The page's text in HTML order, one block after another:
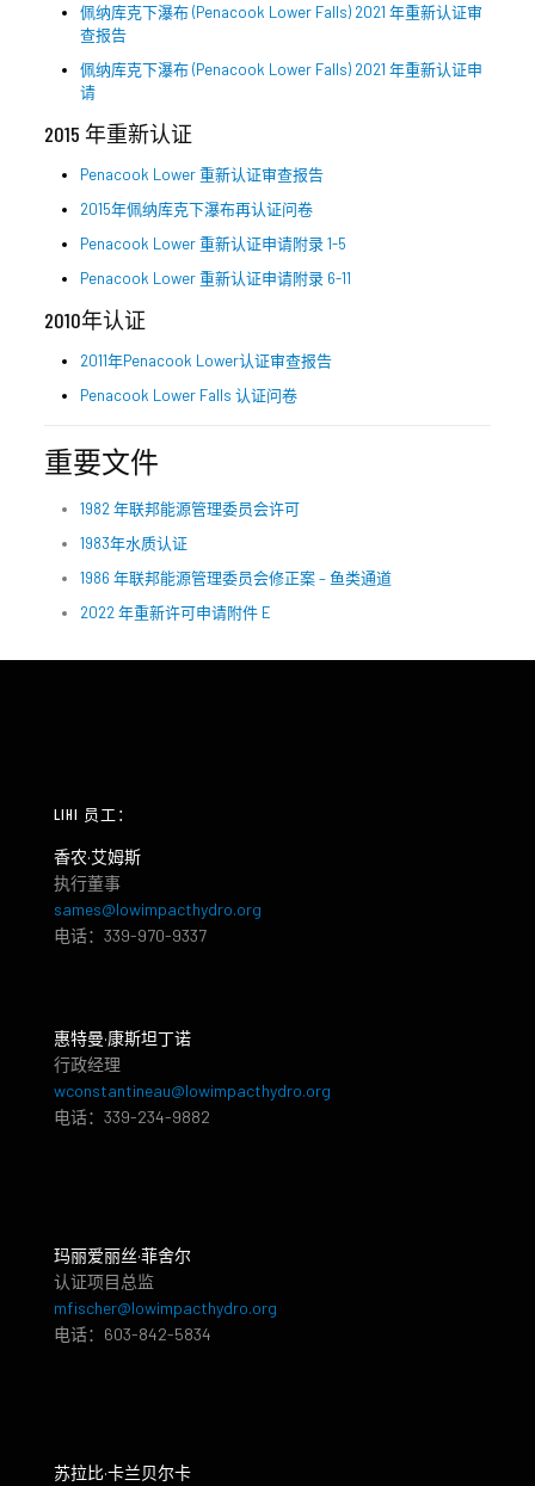
佩纳库克下瀑布 (Penacook Lower Falls) 2021 年重新认证审
查报告
佩纳库克下瀑布 (Penacook Lower Falls) 2021 年重新认证申
请
2015 年重新认证
Penacook Lower 重新认证审查报告
2015年佩纳库克下瀑布再认证问卷
Penacook Lower 重新认证申请附录 1-5
Penacook Lower 重新认证申请附录 6-11
2010年认证
2011年Penacook Lower认证审查报告
Penacook Lower Falls 认证问卷
重要文件
1982 年联邦能源管理委员会许可
1983年水质认证
1986 年联邦能源管理委员会修正案 – 鱼类通道
2022 年重新许可申请附件 E
LIHI 员工：
香农·艾姆斯
执行董事
sames@lowimpacthydro.org
电话：339-970-9337
惠特曼·康斯坦丁诺
行政经理
wconstantineau@lowimpacthydro.org
电话：339-234-9882
玛丽爱丽丝·菲舍尔
认证项目总监
mfischer@lowimpacthydro.org
电话：603-842-5834
苏拉比·卡兰贝尔卡